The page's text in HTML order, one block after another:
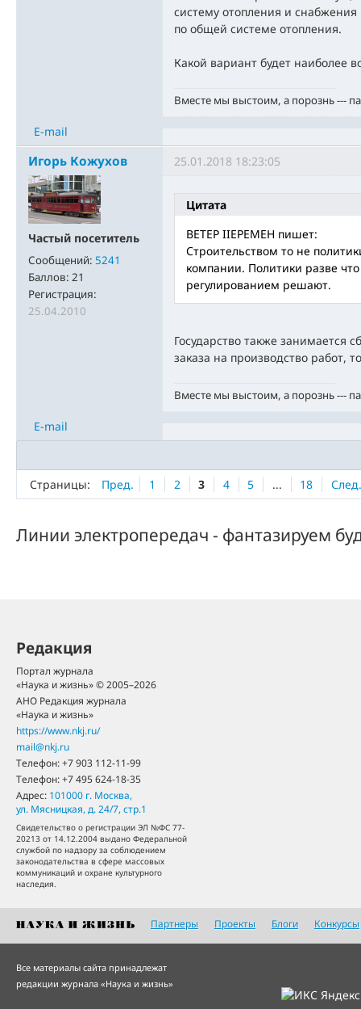
систему отопления и
по общей системе отопления.
Какой вариант будет наиболее
Вместе мы выстоим, а порознь ---
E-mail
Игорь Кожухов
Частый посетитель
Сообщений: 5241
Баллов: 21
Регистрация:
25.04.2010
25.01.2018 18:23:05
Цитата
BETEP IIEPEMEH пишет:
Строительством то не
компании. Политики разве
регулированием решают.
Государство также занимается
заказа на производство работ,
Вместе мы выстоим, а порознь ---
E-mail
Страницы: Пред. 1 2 3 4 5 ... 18 След.
Линии электропередач - фантазируем
Редакция
Портал журнала
«Наука и жизнь» © 2005–2026
АНО Редакция журнала
«Наука и жизнь»
https://www.nkj.ru/
mail@nkj.ru
Телефон:+7 903 112-11-99
Телефон:+7 495 624-18-35
Адрес: 101000 г. Москва,
ул. Мясницкая, д. 24/7, стр.1
Свидетельство о регистрации ЭЛ №ФС 77-
20213 от 14.12.2004 выдано Федеральной
службой по надзору за соблюдением
законодательства в сфере массовых
коммуникаций и охране культурного
наследия.
Партнеры Проекты Блоги Конкурсы
Все материалы сайта принадлежат
редакции журнала «Наука и жизнь»